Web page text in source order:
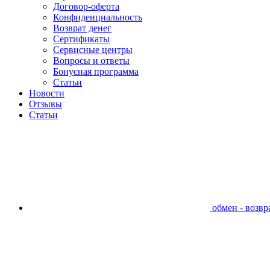
Договор-оферта
Конфиденциальность
Возврат денег
Сертификаты
Сервисные центры
Вопросы и ответы
Бонусная программа
Статьи
Новости
Отзывы
Статьи
обмен -